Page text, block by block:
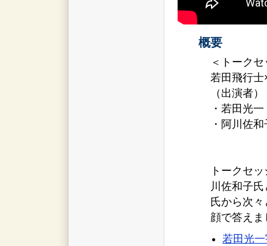
概要
＜トーク
若田飛行
（出演者）
・若田光
・阿川佐
トークセ
川佐和子
氏から次
顔で答えま
若田光